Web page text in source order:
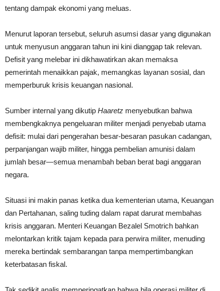
tentang dampak ekonomi yang meluas.
Menurut laporan tersebut, seluruh asumsi dasar yang digunakan
untuk menyusun anggaran tahun ini kini dianggap tak relevan.
Defisit yang melebar ini dikhawatirkan akan memaksa
pemerintah menaikkan pajak, memangkas layanan sosial, dan
memperburuk krisis keuangan nasional.
Sumber internal yang dikutip Haaretz menyebutkan bahwa
membengkaknya pengeluaran militer menjadi penyebab utama
defisit: mulai dari pengerahan besar-besaran pasukan cadangan,
perpanjangan wajib militer, hingga pembelian amunisi dalam
jumlah besar—semua menambah beban berat bagi anggaran
negara.
Situasi ini makin panas ketika dua kementerian utama, Keuangan
dan Pertahanan, saling tuding dalam rapat darurat membahas
krisis anggaran. Menteri Keuangan Bezalel Smotrich bahkan
melontarkan kritik tajam kepada para perwira militer, menuding
mereka bertindak sembarangan tanpa mempertimbangkan
keterbatasan fiskal.